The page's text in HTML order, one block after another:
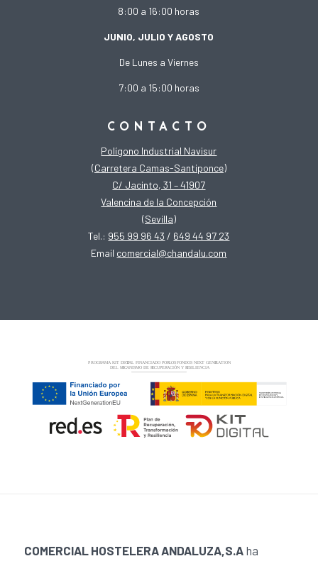
8:00 a 16:00 horas
JUNIO, JULIO Y AGOSTO
De Lunes a Viernes
7:00 a 15:00 horas
CONTACTO
Polígono Industrial Navisur
(Carretera Camas-Santiponce)
C/ Jacinto, 31 – 41907
Valencina de la Concepción
(Sevilla)
Tel.: 955 99 96 43 / 649 44 97 23
Email comercial@chandalu.com
COMERCIAL HOSTELERA ANDALUZA,S.Aha